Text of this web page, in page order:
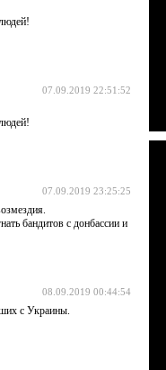
07.09.2019 22:51:52
07.09.2019 23:25:25
бандитов с донбассии и
08.09.2019 00:44:54
с Украины.